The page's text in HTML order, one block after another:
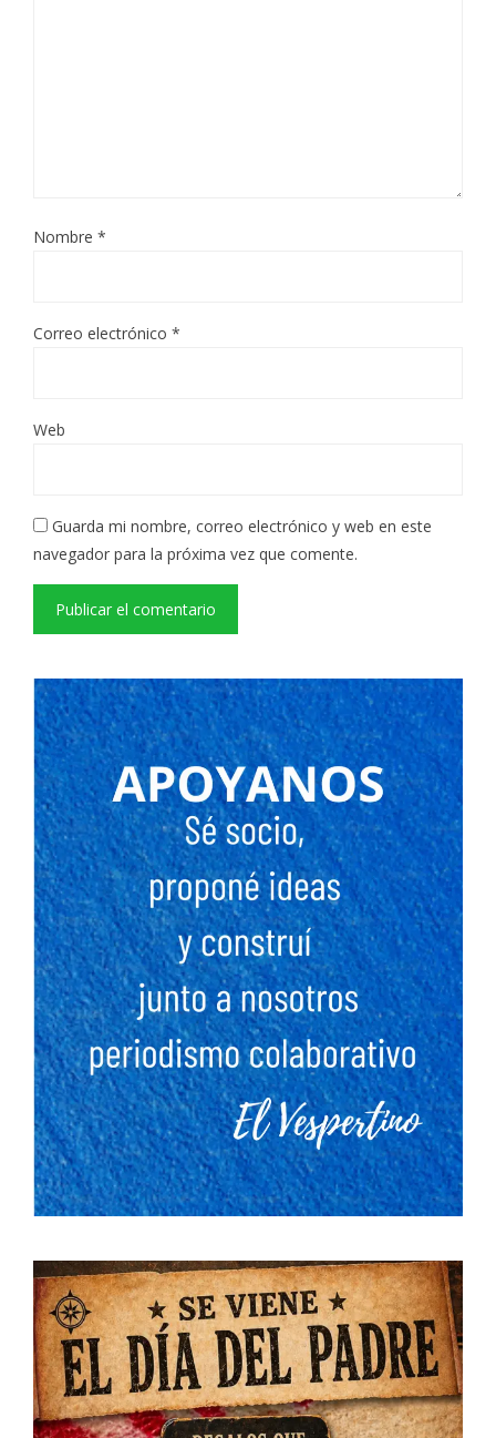
Nombre *
Correo electrónico *
Web
Guarda mi nombre, correo electrónico y web en este
navegador para la próxima vez que comente.